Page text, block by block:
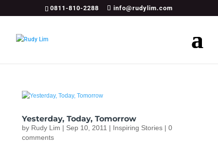
0811-810-2288 info@rudylim.com
Yesterday, Today, Tomorrow
by Rudy Lim | Sep 10, 2011 | Inspiring Stories| 0
comments